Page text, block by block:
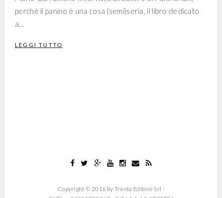
perchè il panino è una cosa (semi)seria, il libro dedicato
a…
LEGGI TUTTO
Copyright © 2016 by Trenta Editore Srl -